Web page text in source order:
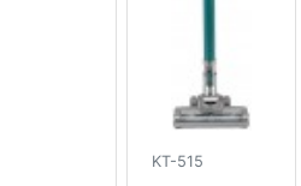
KT-515